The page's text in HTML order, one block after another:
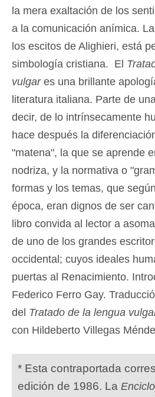
la mera exaltación de los
a la comunicación anímica.
los escitos de Alighieri, está
simbología cristiana. El
vulgares una brillante
literatura italiana. Parte de
decir, de lo intrínsecamente
hace después la
"matena", la que se aprende
nodriza, y la normativa o
formas y los temas, que
época, eran dignos de ser
libro convida al lector a
de uno de los grandes
occidental; cuyos ideales
puertas al Renacimiento.
Federico Ferro Gay.
del Tratado de la lengua
con Hildeberto Villegas
* Esta contraportada
edición de 1986. La